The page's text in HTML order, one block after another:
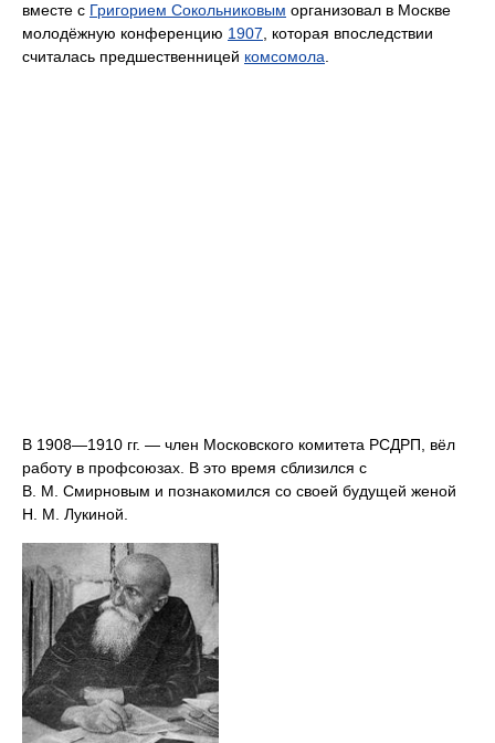
вместе с Григорием Сокольниковым организовал в Москве
молодёжную конференцию 1907 , которая впоследствии
считалась предшественницей комсомола
В 1908—1910 гг. — член Московского комитета РСДРП, вёл
работу в профсоюзах. В это время сблизился с
В. М. Смирновым и познакомился со своей будущей женой
Н. М. Лукиной.